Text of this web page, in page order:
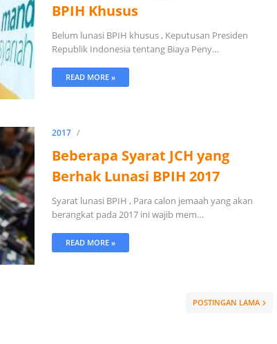
BPIH Khusus
Belum lunasi BPIH khusus , Keputusan Presiden
Republik Indonesia tentang Biaya Peny…
READ MORE »
2017
Beberapa Syarat JCH yang
Berhak Lunasi BPIH 2017
Syarat lunasi BPIH , Para calon jemaah yang akan
berangkat pada 2017 ini wajib mem…
READ MORE »
POSTINGAN LAMA